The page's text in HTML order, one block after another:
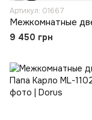
Артикул: 01667
9 450 грн